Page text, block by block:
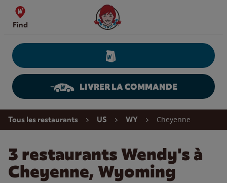
Skip to content
Find
Wendy's Website Home
LIVRER LA COMMANDE
Return to Nav
Tous les restaurants US WY Cheyenne
3 restaurants Wendy's à
Cheyenne, Wyoming